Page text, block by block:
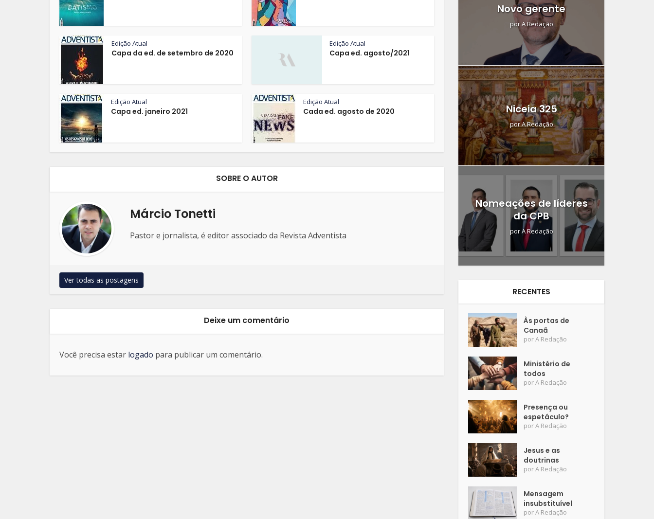
Edição Atual
Capa da ed. de setembro de 2020
Edição Atual
Capa ed. agosto/2021
Edição Atual
Capa ed. janeiro 2021
Edição Atual
Cada ed. agosto de 2020
SOBRE O AUTOR
Márcio Tonetti
Pastor e jornalista, é editor associado da Revista Adventista
Ver todas as postagens
Deixe um comentário
Você precisa estar logado para publicar um comentário.
Novo gerente
porA Redação
Niceia 325
porA Redação
Nomeações de líderes
da CPB
porA Redação
RECENTES
Às portas de
Canaã
porA Redação
Ministério de
todos
porA Redação
Presença ou
espetáculo?
porA Redação
Jesus e as
doutrinas
porA Redação
Mensagem
insubstituível
porA Redação